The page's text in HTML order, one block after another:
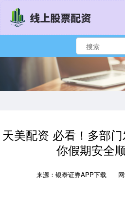
天美配资 必看！多部门
你假期安全
来源：银泰证券APP下载